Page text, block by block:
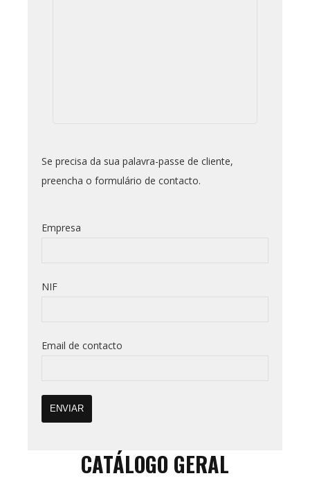
Se precisa da sua palavra-passe de cliente,
preencha o formulário de contacto.
Empresa
NIF
Email de contacto
CATÁLOGO GERAL